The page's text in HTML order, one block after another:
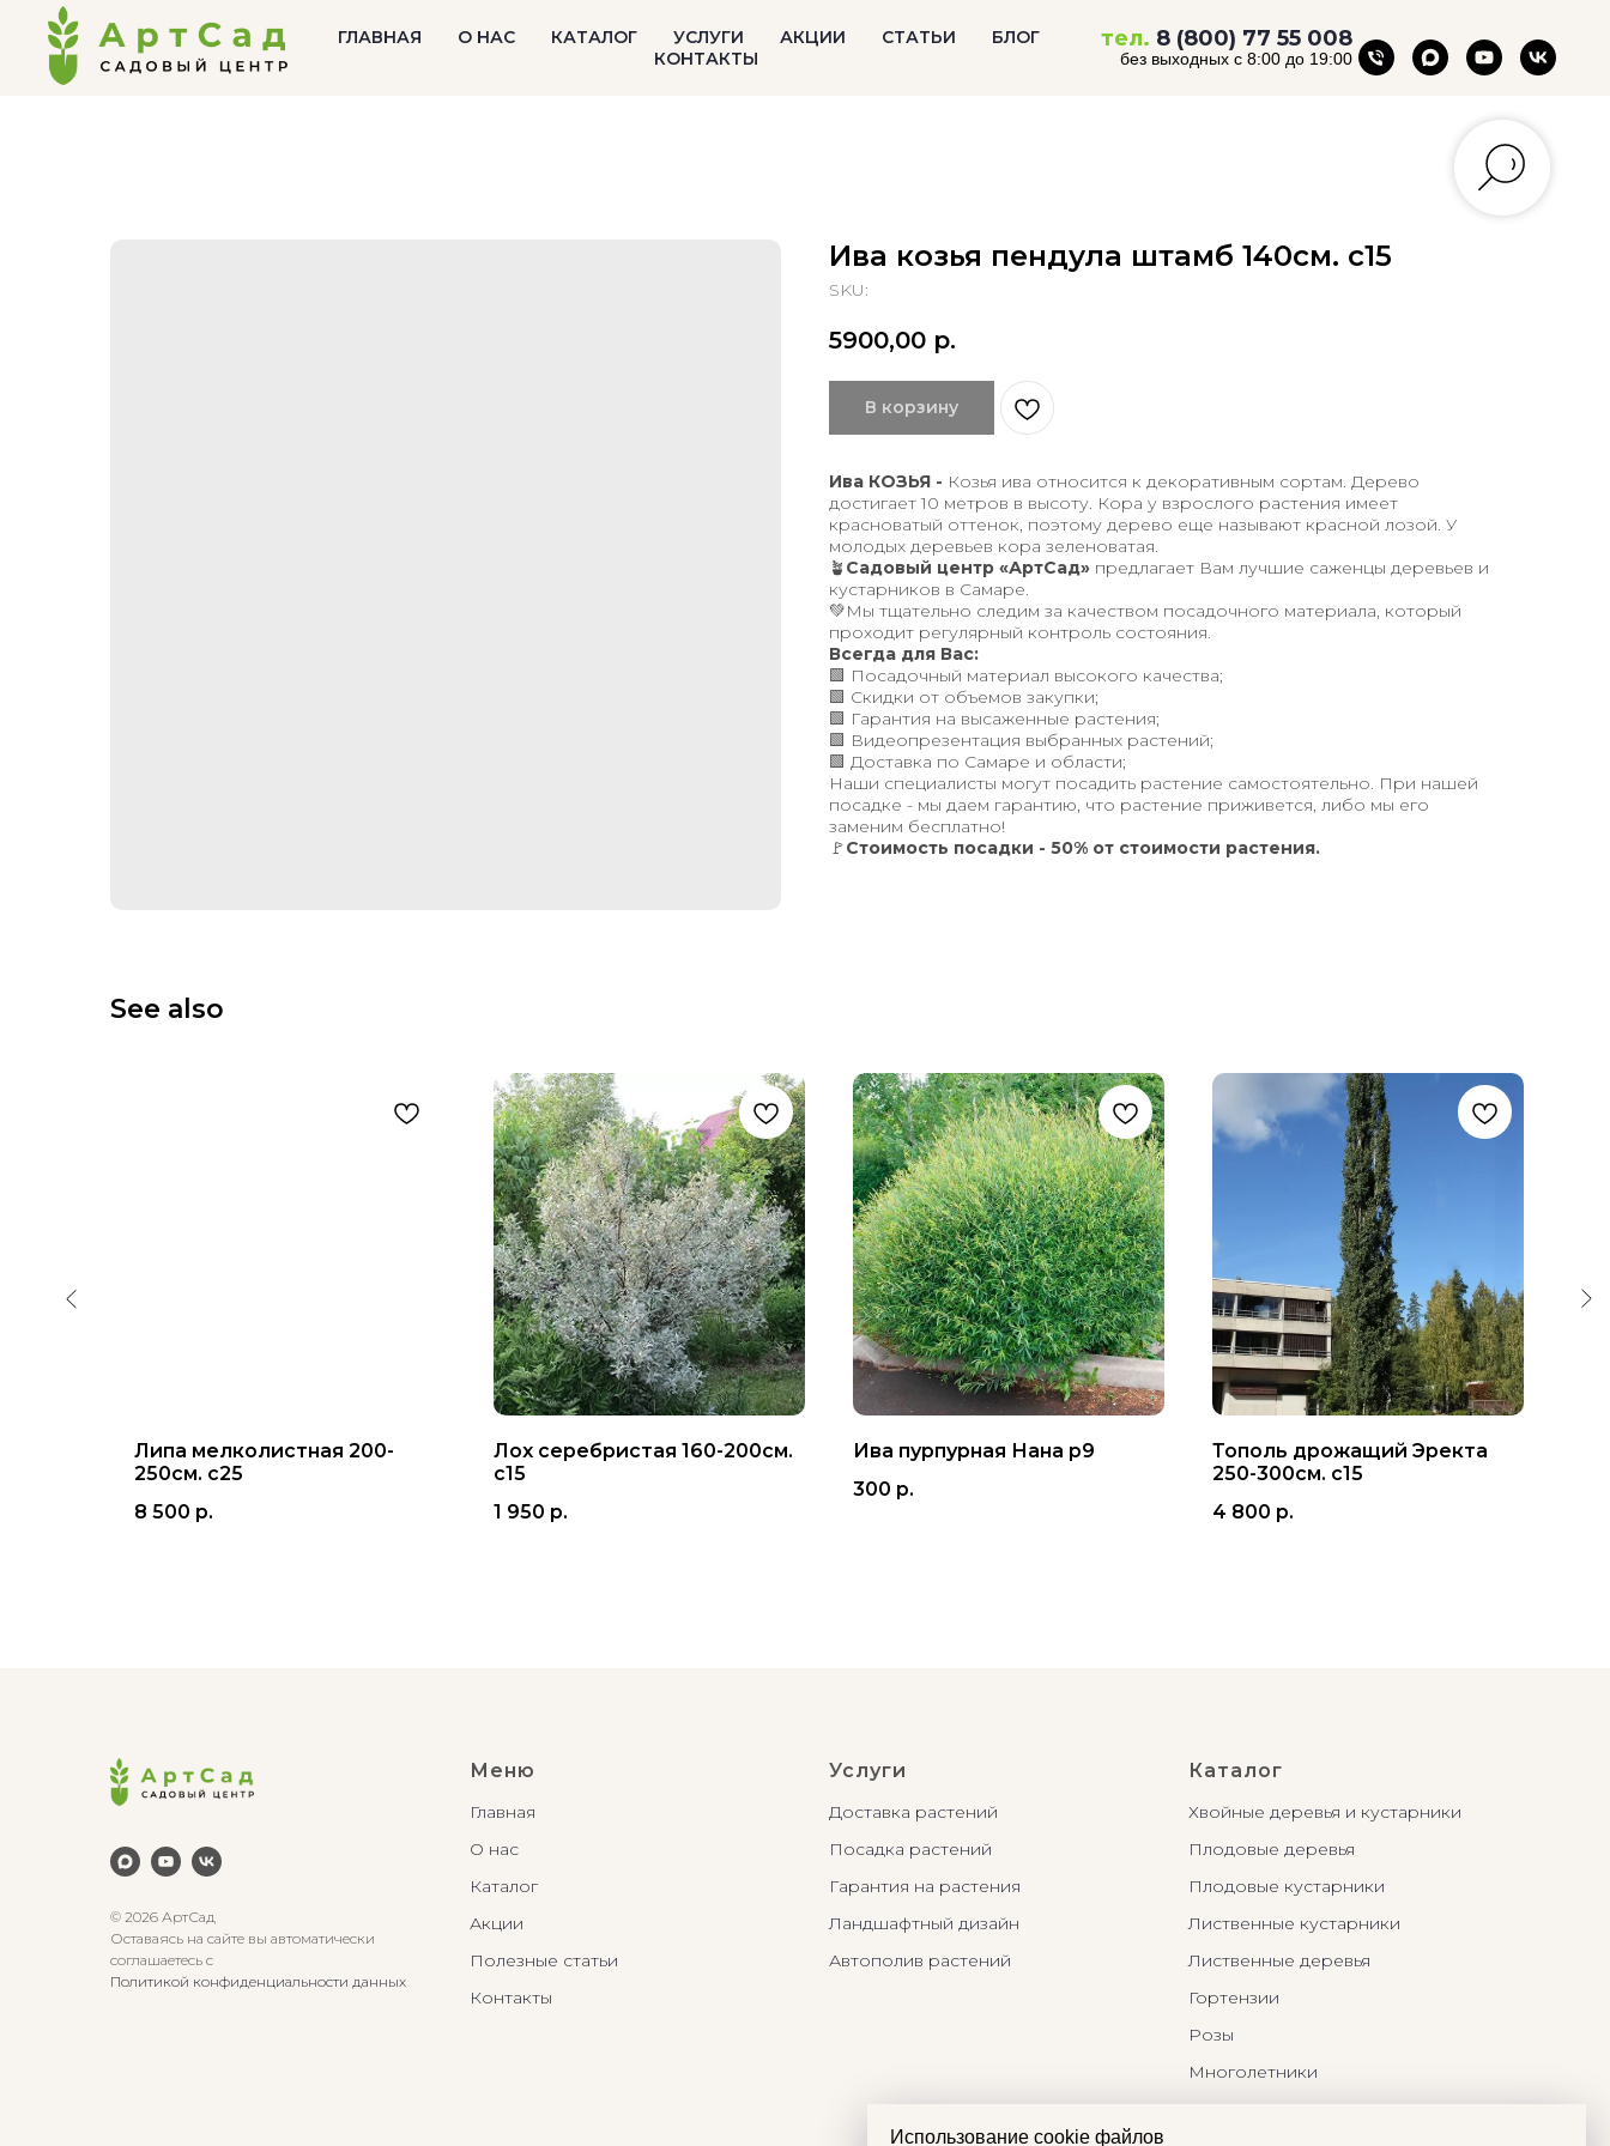
ГЛАВНАЯ О НАС КАТАЛОГ УСЛУГИ АКЦИИ СТАТЬИ
БЛОГ
КОНТАКТЫ
тел. 8 (800) 77 55 008
без выходных с 8:00 до 19:00
Ива козья пендула штамб 140см. с15
SKU:
5900,00 р.
В корзину
Ива КОЗЬЯ - Козья ива относится к декоративным сортам. Дерево
достигает 10 метров в высоту. Кора у взрослого растения имеет
красноватый оттенок, поэтому дерево еще называют красной лозой. У
молодых деревьев кора зеленоватая.
🪴 Садовый центр «АртСад» предлагает Вам лучшие саженцы деревьев и
кустарников в Самаре.
💚Мы тщательно следим за качеством посадочного материала, который
проходит регулярный контроль состояния.
Всегда для Вас:
🟩 Посадочный материал высокого качества;
🟩 Скидки от объемов закупки;
🟩 Гарантия на высаженные растения;
🟩 Видеопрезентация выбранных растений;
🟩 Доставка по Самаре и области;
Наши специалисты могут посадить растение самостоятельно. При нашей
посадке - мы даем гарантию, что растение приживется, либо мы его
заменим бесплатно!
🚩Стоимость посадки - 50% от стоимости растения.
See also
Липа мелколистная 200-
250см. с25
8 500 р.
Лох серебристая 160-200см.
с15
1 950 р.
Ива пурпурная Нана р9
300 р.
Тополь дрожащий Эректа
250-300см. с15
4 800 р.
© 2026 АртСад
Оставаясь на сайте вы автоматически
соглашаетесь с
Политикой конфиденциальности данных
Меню
Главная
О нас
Каталог
Акции
Полезные статьи
Контакты
Услуги
Доставка растений
Посадка растений
Гарантия на растения
Ландшафтный дизайн
Автополив растений
Каталог
Хвойные деревья и кустарники
Плодовые деревья
Плодовые кустарники
Лиственные кустарники
Лиственные деревья
Гортензии
Розы
Многолетники
Использование cookie файлов